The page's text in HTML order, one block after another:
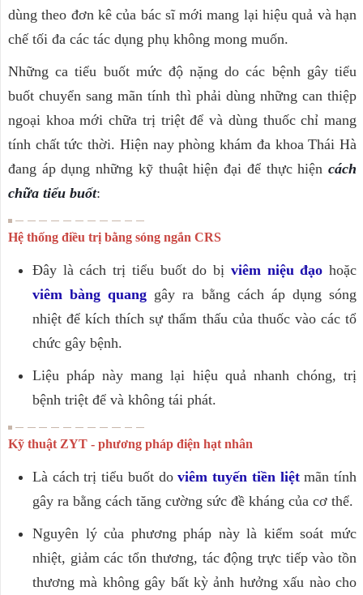
dùng theo đơn kê của bác sĩ mới mang lại hiệu quả và hạn
chế tối đa các tác dụng phụ không mong muốn.
Những ca tiểu buốt mức độ nặng do các bệnh gây tiểu
buốt chuyển sang mãn tính thì phải dùng những can thiệp
ngoại khoa mới chữa trị triệt để và dùng thuốc chỉ mang
tính chất tức thời. Hiện nay phòng khám đa khoa Thái Hà
đang áp dụng những kỹ thuật hiện đại để thực hiệncách
chữa tiểu buốt:
Hệ thống điều trị bằng sóng ngắn CRS
Đây là cách trị tiểu buốt do bị viêm niệu đạo hoặc
viêm bàng quang gây ra bằng cách áp dụng sóng
nhiệt để kích thích sự thẩm thấu của thuốc vào các tổ
chức gây bệnh.
Liệu pháp này mang lại hiệu quả nhanh chóng, trị
bệnh triệt để và không tái phát.
Kỹ thuật ZYT - phương pháp điện hạt nhân
Là cách trị tiểu buốt doviêm tuyến tiền liệtmãn tính
gây ra bằng cách tăng cường sức đề kháng của cơ thể.
Nguyên lý của phương pháp này là kiểm soát mức
nhiệt, giảm các tổn thương, tác động trực tiếp vào tồn
thương mà không gây bất kỳ ảnh hưởng xấu nào cho